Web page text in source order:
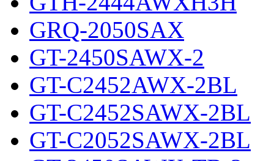
GRQ-2050SAX
GT-2450SAWX-2
GT-C2452AWX-2BL
GT-C2452SAWX-2BL
GT-C2052SAWX-2BL